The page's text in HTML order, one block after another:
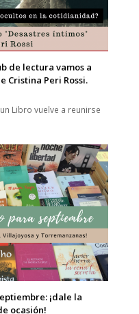
de lectura vamos a
Cristina Peri Rossi.
Libro vuelve a reunirse
¡dale la
ocasión!